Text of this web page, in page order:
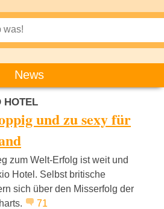
News
HOTEL
und zu sexy für
zum Welt-Erfolg ist weit und
Hotel. Selbst britische
sich über den Misserfolg der
71